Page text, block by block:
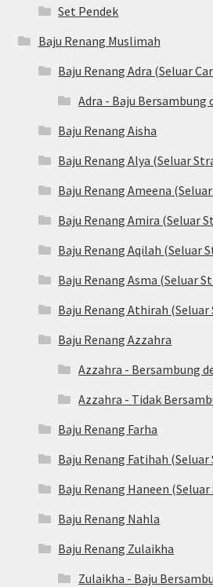
Set Pendek
Baju Renang Muslimah
Baju Renang Adra (Seluar
Adra - Baju Bersambung
Baju Renang Aisha
Baju Renang Alya (Seluar
Baju Renang Ameena
Baju Renang Amira (Seluar
Baju Renang Aqilah (Seluar
Baju Renang Asma (Seluar
Baju Renang Athirah
Baju Renang Azzahra
Azzahra - Bersambung
Azzahra - Tidak
Baju Renang Farha
Baju Renang Fatihah
Baju Renang Haneen
Baju Renang Nahla
Baju Renang Zulaikha
Zulaikha - Baju